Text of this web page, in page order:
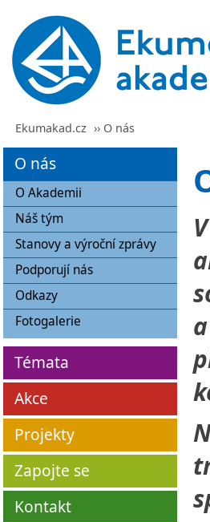
Ekumakad.cz ›› O nás
O nás
O Akademii
Náš tým
Stanovy a výroční zprávy
Podporují nás
Odkazy
Fotogalerie
Témata
Akce
Projekty
Zapojte se
Kontakt